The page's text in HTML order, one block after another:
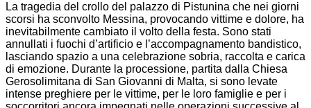
La tragedia del crollo del palazzo di Pistunina che nei giorni
scorsi ha sconvolto Messina, provocando vittime e dolore, ha
inevitabilmente cambiato il volto della festa. Sono stati
annullati i fuochi d’artificio e l’accompagnamento bandistico,
lasciando spazio a una celebrazione sobria, raccolta e carica
di emozione. Durante la processione, partita dalla Chiesa
Gerosolimitana di San Giovanni di Malta, si sono levate
intense preghiere per le vittime, per le loro famiglie e per i